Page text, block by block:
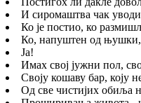
И сиромаштва чак
Ко је постио, ко
Ко, напуштен од
Ја!
Имах свој јужни пол,
Своју кошаву бар, коју
Од све чистијих обиља